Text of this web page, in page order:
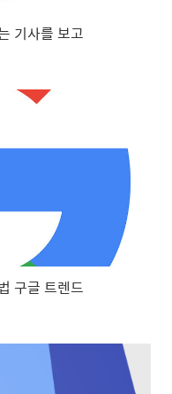
기사를 보고
구글 트렌드